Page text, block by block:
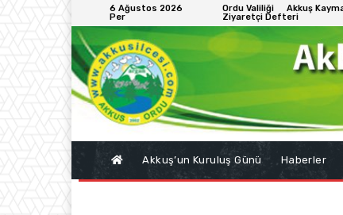
6 Ağustos 2026
Per
Ordu Valiliği Akkuş
Ziyaretçi Defteri
Akkuş’un Kuruluş Günü Haberler